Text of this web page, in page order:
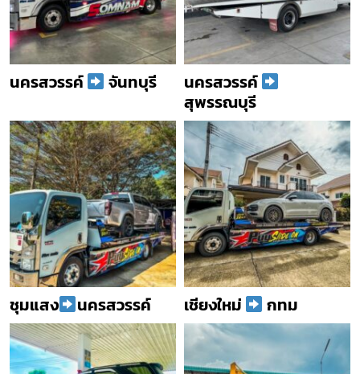
นครสวรรค์ จันทบุรี
นครสวรรค์
สุพรรณบุรี
ชุมแสง นครสวรรค์ เชียงใหม่ กทม